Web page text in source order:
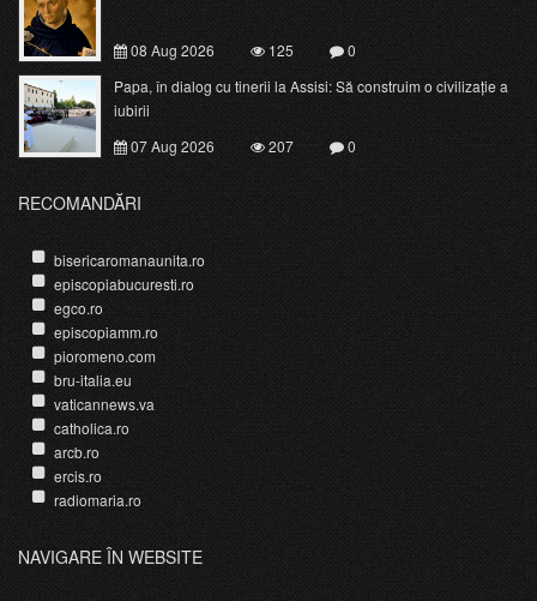
08 Aug 2026 125
0
Papa, în dialog cu tinerii la Assisi: Să construim o civilizație a
iubirii
07 Aug 2026
207 0
RECOMANDĂRI
bisericaromanaunita.ro
episcopiabucuresti.ro
egco.ro
episcopiamm.ro
pioromeno.com
bru-italia.eu
vaticannews.va
catholica.ro
arcb.ro
ercis.ro
radiomaria.ro
NAVIGARE ÎN WEBSITE